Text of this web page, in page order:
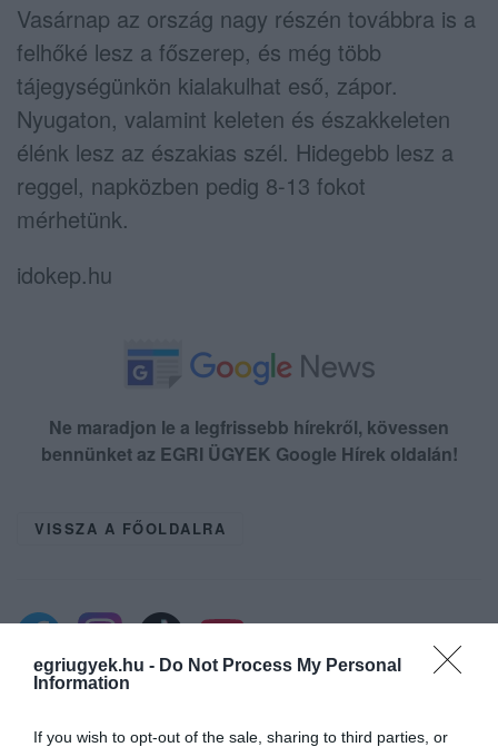
egriugyek.hu - Do Not Process My Personal
Information
If you wish to opt-out of the sale, sharing to third parties, or
Vasárnap az ország nagy részén továbbra is a
felhőké lesz a főszerep, és még több
tájegységünkön kialakulhat eső, zápor.
Nyugaton, valamint keleten és északkeleten
élénk lesz az északias szél. Hidegebb lesz a
reggel, napközben pedig 8-13 fokot
mérhetünk.
idokep.hu
Ne maradjon le a legfrissebb hírekről, kövessen
bennünket az EGRI ÜGYEK Google Hírek oldalán!
VISSZA A FŐOLDALRA